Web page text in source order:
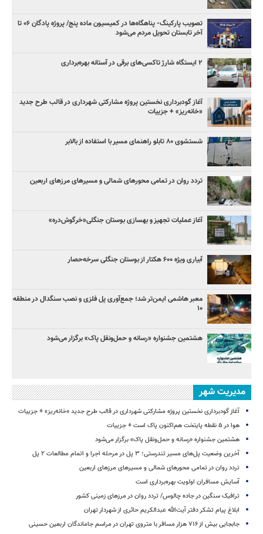
تصویب پارکینگ- پناهگاه‌ها در کمیسیون ماده پنج/ پروژه پادگان ۰۶ تا
آخر تابستان تحویل مردم می‌شود
۲ ایستگاه شارژ تاکسی‌های برقی در آستانه بهره‌برداری
آغاز گودبرداری نخستین پروژه مشارکتی شهرداری در قالب طرح جدید
«خانه‌ریز» + جزییات
شستشوی ۸۰ تابلو راهنمای مسیر با استفاده از بالابر
تردد روان در تمامی محورهای شمالی و مسیرهای مرزهای اربعین
آغاز عملیات تجهیز و بهسازی بوستان جنگلی«خرگوش‌دره»
آبیاری ویژه ۶۰۰ هکتار از بوستان جنگلی سرخه‌حصار
معبر هاشمی ایمن‌تر شد؛ جمع‌آوری پل فلزی و نصب سنگدال در منطقه
۱۰
هشتمین جشنواره «رسانه و حمل‌ونقل پاک» برگزار می‌شود
مدیریت شهر
آغاز گودبرداری نخستین پروژه مشارکتی شهرداری در قالب طرح جدید «خانه‌ریز» + جزییات
هوا در ۵ نقطه پایتخت هم‌اکنون پاک است + جزییات
هشتمین جشنواره «رسانه و حمل‌ونقل پاک» برگزار می‌شود
آخرین وضعیت پل‌های مسیر تندرستی؛ ۳ پل در مرحله اجرا و اتمام مطالعات ۲ پل
تردد روان در تمامی محورهای شمالی و مسیرهای مرزهای اربعین
آسایش مسافران اولویت بهره‌برداری است
ترافیک سنگین در جاده چالوس/ تردد روان در مرزهای زمینی کشور
ابلاغ پیام تشکر دفتر آیت‌الله عبدالکریم حائری از شهردار تهران
جابجایی بیش از ۷۱۶ هزار مسافر با متروی تهران در مراسم جاماندگان اربعین حسینی